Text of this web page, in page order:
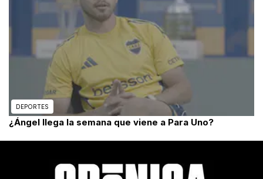
DEPORTES
¿Ángel llega la semana que viene a Para Uno?